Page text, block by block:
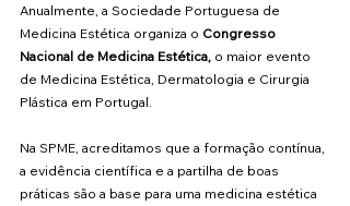
Anualmente, a Sociedade Portuguesa de
Medicina Estética organiza o Congresso
Nacional de Medicina Estética, o maior evento
de Medicina Estética, Dermatologia e Cirurgia
Plástica em Portugal.
Na SPME, acreditamos que a formação contínua,
a evidência científica e a partilha de boas
práticas são a base para uma medicina estética